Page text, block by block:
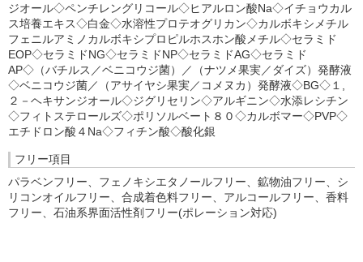
ジオール◇ペンチレングリコール◇ヒアルロン酸Na◇イチョウカル
ス培養エキス◇白金◇水溶性プロテオグリカン◇カルボキシメチル
フェニルアミノカルボキシプロピルホスホン酸メチル◇セラミド
EOP◇セラミドNG◇セラミドNP◇セラミドAG◇セラミド
AP◇（バチルス／ベニコウジ菌）／（ナツメ果実／ダイズ）発酵液
◇ベニコウジ菌／（アサイヤシ果実／コメヌカ）発酵液◇BG◇１,
２－ヘキサンジオール◇ジグリセリン◇アルギニン◇水添レシチン
◇フィトステロールズ◇ポリソルベート８０◇カルボマー◇PVP◇
エチドロン酸４Na◇フィチン酸◇酸化銀
フリー項目
パラベンフリー、フェノキシエタノールフリー、鉱物油フリー、シ
リコンオイルフリー、合成着色料フリー、アルコールフリー、香料
フリー、石油系界面活性剤フリー(ポレーション対応)